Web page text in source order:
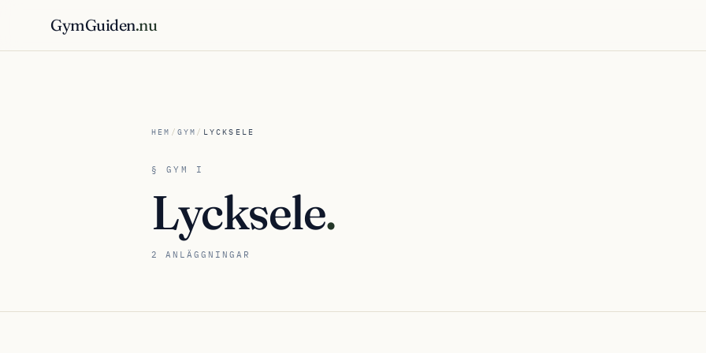
GymGuiden.nu
HEM / GYM / LYCKSELE
§ GYM I
Lycksele.
2 ANLÄGGNINGAR